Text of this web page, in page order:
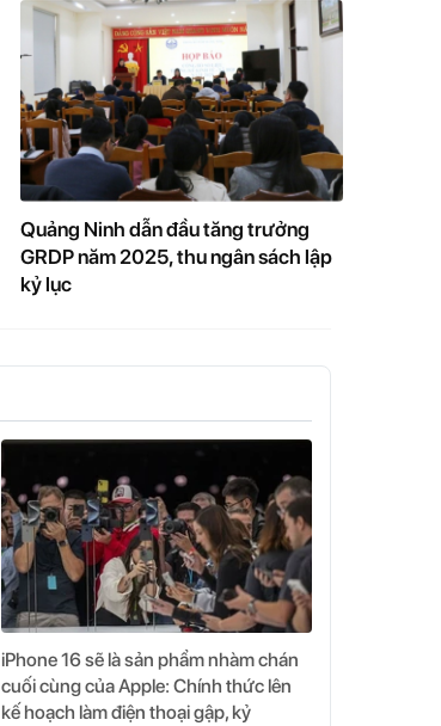
Quảng Ninh dẫn đầu tăng trưởng
GRDP năm 2025, thu ngân sách lập
kỷ lục
iPhone 16 sẽ là sản phẩm nhàm chán
cuối cùng của Apple: Chính thức lên
kế hoạch làm điện thoại gập, kỷ